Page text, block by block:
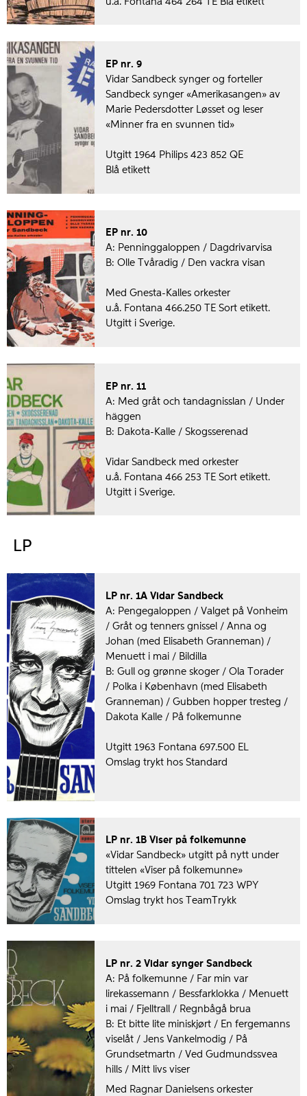
EP nr. 9
Vidar Sandbeck synger og forteller
Sandbeck synger «Amerikasangen» av
Marie Pedersdotter Løsset og leser
«Minner fra en svunnen tid»
Utgitt 1964 Philips 423 852 QE
Blå etikett
EP nr. 10
A: Penninggaloppen / Dagdrivarvisa
B: Olle Tvåradig / Den vackra visan
Med Gnesta-Kalles orkester
u.å. Fontana 466.250 TE Sort etikett.
Utgitt i Sverige.
EP nr. 11
A: Med gråt och tandagnisslan / Under
häggen
B: Dakota-Kalle / Skogsserenad
Vidar Sandbeck med orkester
u.å. Fontana 466 253 TE Sort etikett.
Utgitt i Sverige.
LP
LP nr. 1A Vidar Sandbeck
A: Pengegaloppen / Valget på Vonheim
/ Gråt og tenners gnissel / Anna og
Johan (med Elisabeth Granneman) /
Menuett i mai / Bildilla
B: Gull og grønne skoger / Ola Torader
/ Polka i København (med Elisabeth
Granneman) / Gubben hopper tresteg /
Dakota Kalle / På folkemunne
Utgitt 1963 Fontana 697.500 EL
Omslag trykt hos Standard
LP nr. 1B Viser på folkemunne
«Vidar Sandbeck» utgitt på nytt under
tittelen «Viser på folkemunne»
Utgitt 1969 Fontana 701 723 WPY
Omslag trykt hos TeamTrykk
LP nr. 2 Vidar synger Sandbeck
A: På folkemunne / Far min var
lirekassemann / Bessfarklokka / Menuett
i mai / Fjelltrall / Regnbågå brua
B: Et bitte lite miniskjørt / En fergemanns
viselåt / Jens Vankelmodig / På
Grundsetmartn / Ved Gudmundssvea
hills / Mitt livs viser
Med Ragnar Danielsens orkester